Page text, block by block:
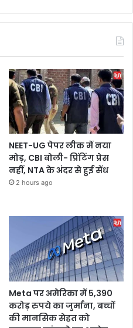
NEET-UG पेपर लीक में नया
मोड़, CBI बोली- प्रिंटिंग प्रेस
नहीं, NTA के अंदर से हुई सेंध
2 hours ago
Meta पर अमेरिका में 5,390
करोड़ रुपये का जुर्माना, बच्चों
की मानसिक सेहत को